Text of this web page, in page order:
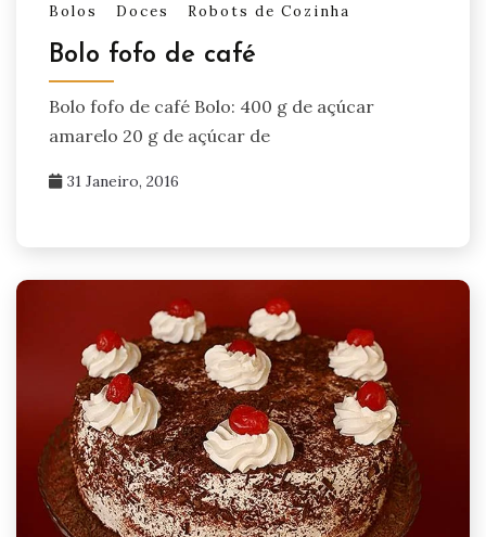
Bolos Doces Robots de Cozinha
Bolo fofo de café
Bolo fofo de café Bolo: 400 g de açúcar
amarelo 20 g de açúcar de
31 Janeiro, 2016